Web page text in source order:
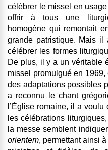
célébrer le missel en
offrir à tous une
homogène qui remontait
grande patristique. Mais
célébrer les formes
De plus, il y a un véritable
missel promulgué en
des adaptations possibles
a reconnu le chant
l’Église romaine, il a
les célébrations
la messe semblent
orientem, permettant ainsi